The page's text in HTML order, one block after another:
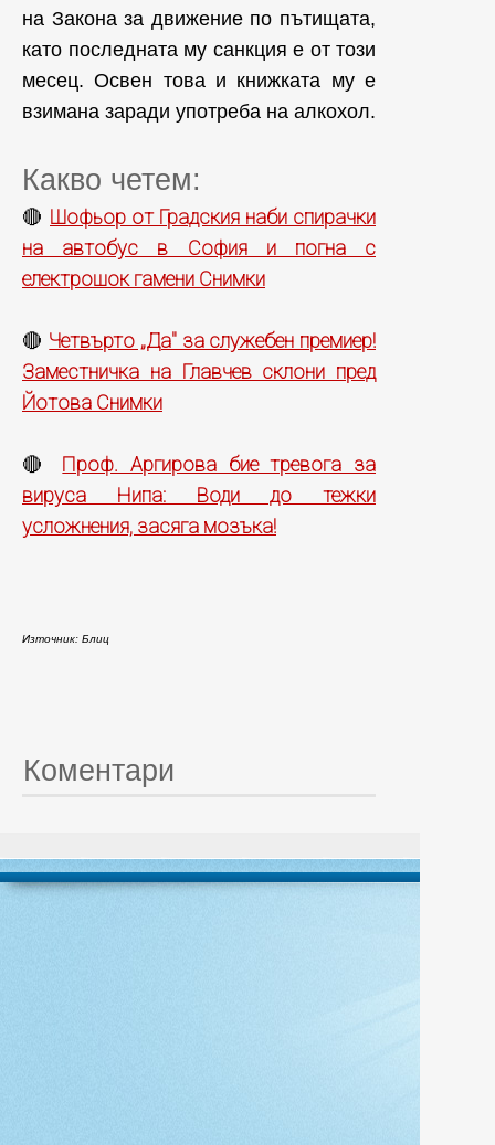
на Закона за движение по пътищата,
като последната му санкция е от този
месец. Освен това и книжката му е
взимана заради употреба на алкохол.
Какво четем:
🔴 Шофьор от Градския наби спирачки
на автобус в София и погна с
електрошок гамени Снимки
🔴 Четвърто „Да" за служебен премиер!
Заместничка на Главчев склони пред
Йотова Снимки
🔴 Проф. Аргирова бие тревога за
вируса Нипа: Води до тежки
усложнения, засяга мозъка!
Източник: Блиц
Коментари